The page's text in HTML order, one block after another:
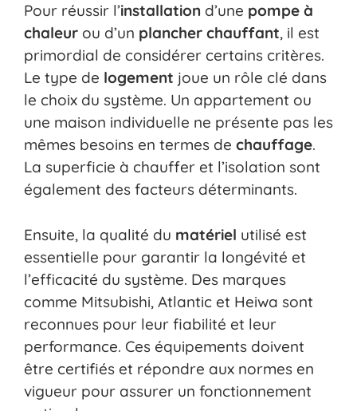
Pour réussir l’installation d’une pompe à
chaleur ou d’un plancher chauffant, il est
primordial de considérer certains critères.
Le type de logement joue un rôle clé dans
le choix du système. Un appartement ou
une maison individuelle ne présente pas les
mêmes besoins en termes de chauffage.
La superficie à chauffer et l’isolation sont
également des facteurs déterminants.
Ensuite, la qualité du matériel utilisé est
essentielle pour garantir la longévité et
l’efficacité du système. Des marques
comme Mitsubishi, Atlantic et Heiwa sont
reconnues pour leur fiabilité et leur
performance. Ces équipements doivent
être certifiés et répondre aux normes en
vigueur pour assurer un fonctionnement